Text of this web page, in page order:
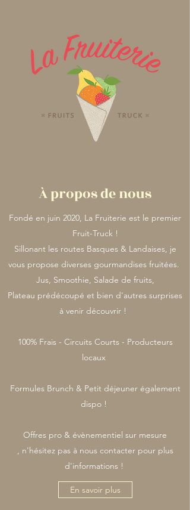
À propos de nous
Fondé en juin 2020, La Fruiterie est le premier
Fruit-Truck !
Sillonant les routes Basques & Landaises, je
vous propose diverses gourmandises fruitées.
Jus, Smoothie, Salade de fruits,
Plateau prédécoupé et bien d'autres surprises
à venir découvrir !
100% Frais - Circuits Courts - Producteurs
locaux
Formules Brunch & Petit déjeuner également
dispo !
Offres pro & évènementiel sur mesure
, n'hésitez pas à nous contacter pour plus
d'informations !
En savoir plus